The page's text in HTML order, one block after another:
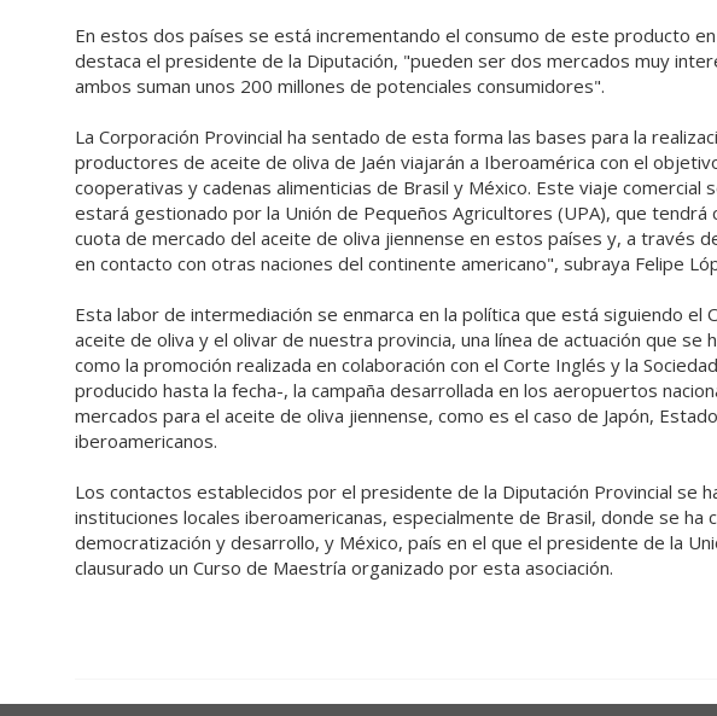
En estos dos países se está incrementando el consumo de este producto
destaca el presidente de la Diputación, "pueden ser dos mercados muy
ambos suman unos 200 millones de potenciales consumidores".
La Corporación Provincial ha sentado de esta forma las bases para la
productores de aceite de oliva de Jaén viajarán a Iberoamérica con el
cooperativas y cadenas alimenticias de Brasil y México. Este viaje comercial
estará gestionado por la Unión de Pequeños Agricultores (UPA), que
cuota de mercado del aceite de oliva jiennense en estos países y, a través
en contacto con otras naciones del continente americano", subraya Felipe
Esta labor de intermediación se enmarca en la política que está siguiendo el
aceite de oliva y el olivar de nuestra provincia, una línea de actuación que se
como la promoción realizada en colaboración con el Corte Inglés y la
producido hasta la fecha-, la campaña desarrollada en los aeropuertos
mercados para el aceite de oliva jiennense, como es el caso de Japón,
iberoamericanos.
Los contactos establecidos por el presidente de la Diputación Provincial se
instituciones locales iberoamericanas, especialmente de Brasil, donde se ha
democratización y desarrollo, y México, país en el que el presidente de la
clausurado un Curso de Maestría organizado por esta asociación.